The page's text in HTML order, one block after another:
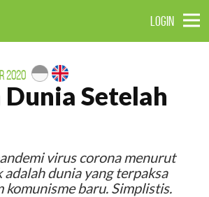
LOGIN
2020
Setelah
virus corona menurut
dunia yang terpaksa
komunisme baru. Simplistis.